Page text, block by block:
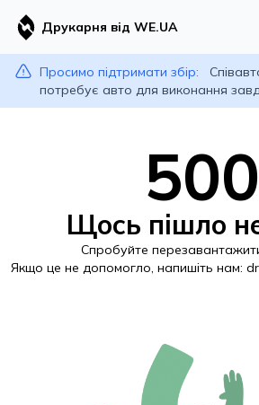
Друкарня від WE.UA
Просимо підтримати збір:
потребує авто для виконання
500
Щось пішло
Спробуйте
Якщо це не допомогло, напишіть нам: